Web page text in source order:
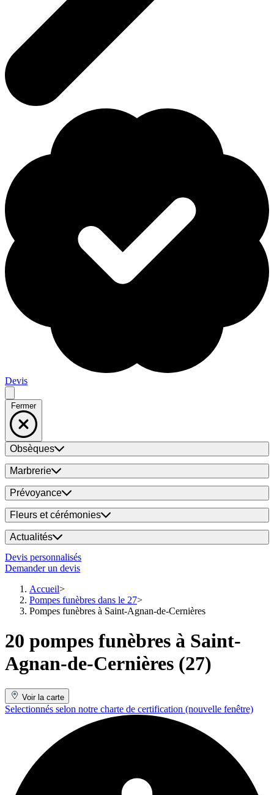
Devis
Fermer
Obsèques
Marbrerie
Prévoyance
Fleurs et cérémonies
Actualités
Devis personnalisés
Demander un devis
Accueil
Pompes funèbres dans le 27
Pompes funèbres à Saint-Agnan-de-Cernières
20 pompes funèbres à Saint-
Agnan-de-Cernières (27)
Voir la carte
Selectionnés selon notre charte de certification (nouvelle fenêtre)